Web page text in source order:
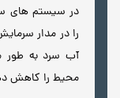
در سیستم های
را در مدار
آب سرد به طور
محیط را کاهش